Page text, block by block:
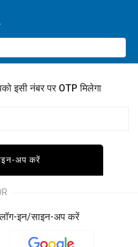
इसी नंबर पर OTP मिलेगा
अप करें
इन/साइन-अप करें